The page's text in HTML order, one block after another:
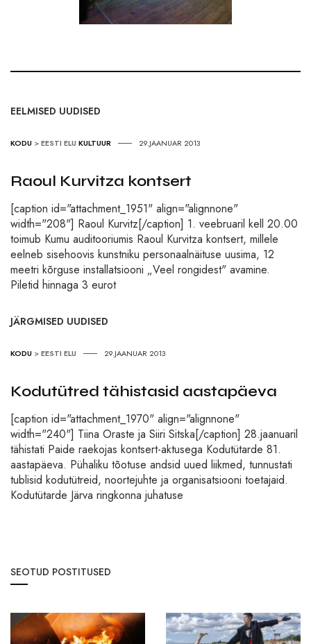
EELMISED UUDISED
KODU >EESTI ELU KULTUUR 29.JAANUAR 2013
Raoul Kurvitza kontsert
[caption id="attachment_1951" align="alignnone"
width="208"] Raoul Kurvitz[/caption] 1. veebruaril kell 20.00
toimub Kumu auditooriumis Raoul Kurvitza kontsert, millele
eelneb sisehoovis kunstniku personaalnäituse uusima, 12
meetri kõrguse installatsiooni „Veel rongidest" avamine.
Piletid hinnaga 3 eurot
JÄRGMISED UUDISED
KODU >EESTI ELU 29.JAANUAR 2013
Kodutütred tähistasid aastapäeva
[caption id="attachment_1970" align="alignnone"
width="240"] Tiina Oraste ja Siiri Sitska[/caption] 28.jaanuaril
tähistati Paide raekojas kontsert-aktusega Kodutütarde 81.
aastapäeva. Pühaliku tõotuse andsid uued liikmed, tunnustati
tublisid kodutütreid, noortejuhte ja organisatsiooni toetajaid.
Kodutütarde Järva ringkonna juhatuse
SEOTUD POSTITUSED